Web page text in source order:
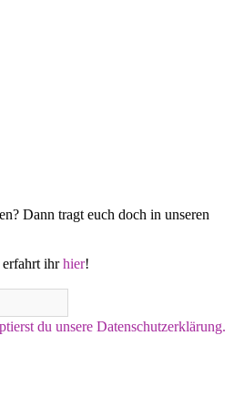
Dann tragt euch doch in unseren
erfahrt ihrhier!
du unsere Datenschutzerklärung.